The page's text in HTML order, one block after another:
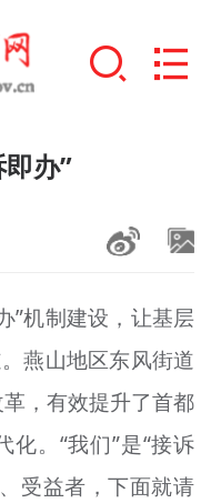
+
+
办”
”机制建设，让基层
燕山地区东风街道
，有效提升了首都
。“我们”是“接诉
受益者，下面就请